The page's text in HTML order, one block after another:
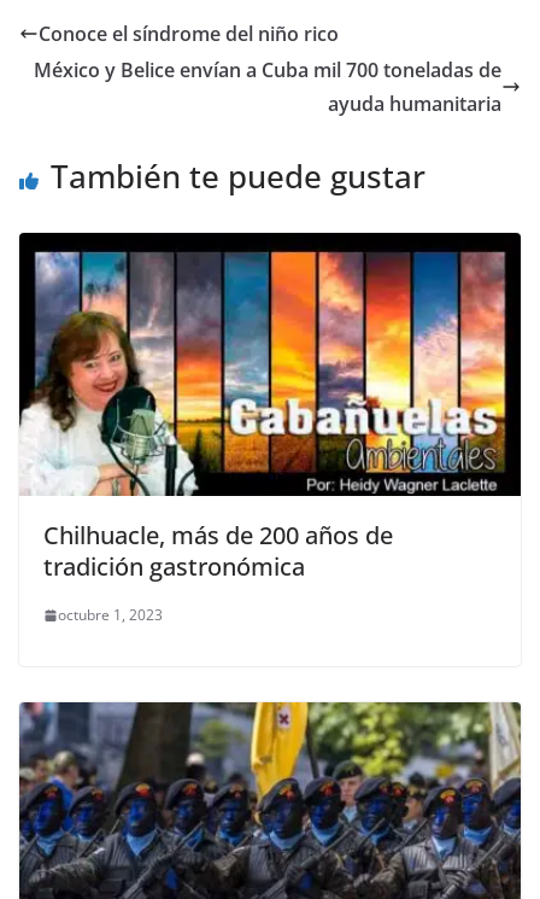
e
b
k
er l s
A
e
n
gr
a
m
ar
tir
Conoce el síndrome del niño rico
México y Belice envían a Cuba mil 700 toneladas de
ayuda humanitaria
También te puede gustar
Chilhuacle, más de 200 años de
tradición gastronómica
octubre 1, 2023